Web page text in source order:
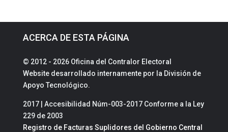
ACERCA DE ESTA PÁGINA
© 2012 - 2026 Oficina del Contralor Electoral
Website desarrollado internamente por la División de
Apoyo Tecnológico.
2017 | Accesibilidad Núm-003-2017 Conforme a la Ley
229 de 2003
Registro de Facturas Suplidores del Gobierno Central